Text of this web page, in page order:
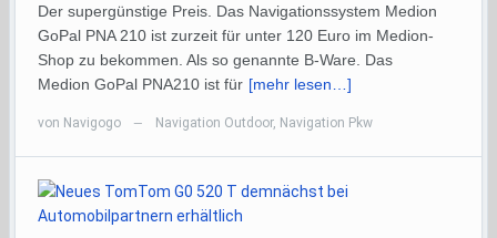
Der supergünstige Preis. Das Navigationssystem Medion
GoPal PNA 210 ist zurzeit für unter 120 Euro im Medion-
Shop zu bekommen. Als so genannte B-Ware. Das
Medion GoPal PNA210 ist für [mehr lesen…]
von Navigogo — Navigation Outdoor, Navigation Pkw